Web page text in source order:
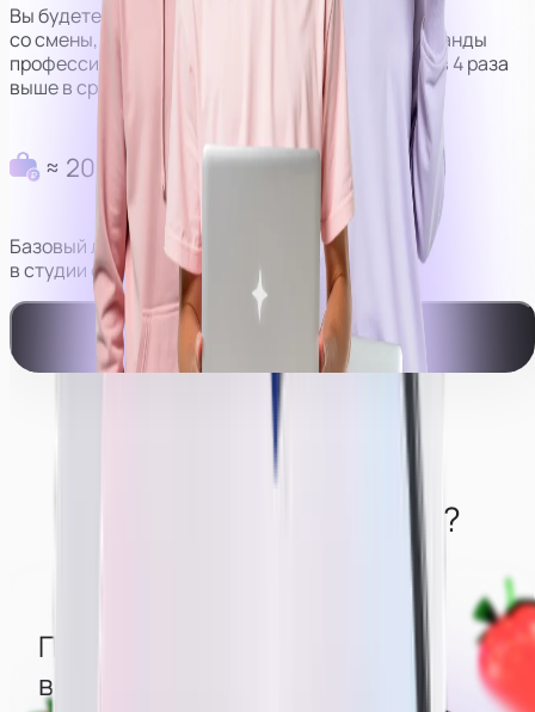
Вы будете получать 30% от дохода
со смены, но за счёт наличия персональной команды
профессионалов, сумма получается в среднем в 4 раза
выше в сравнении с моделями без оператора.
≈ 200 000 руб в месяц
Базовый личный доход моделей
в студии с оператором.
Смотреть видео-пример работы
Что нужно от моделей?
Понимать, что
вебкам — сфера 18+